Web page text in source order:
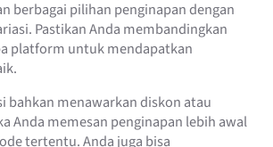
berbagai pilihan penginapan dengan
Pastikan Anda membandingkan
platform untuk mendapatkan
bahkan menawarkan diskon atau
Anda memesan penginapan lebih awal
tertentu. Anda juga bisa